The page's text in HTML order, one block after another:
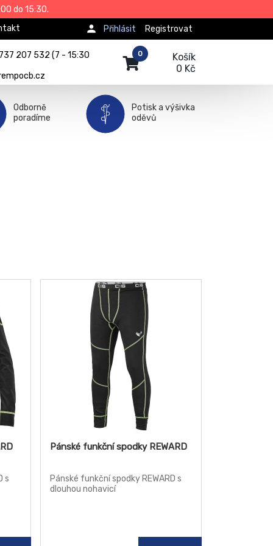
do 15:30.
Registrovat
Přihlásit
207 532 (7 - 15:30
Košík
0 Kč
0
Odborně
poradíme
Potisk a výšivka
oděvů
s
Pánské funkční spodky REWARD
Pánské funkční spodky REWARD s
dlouhou nohavicí